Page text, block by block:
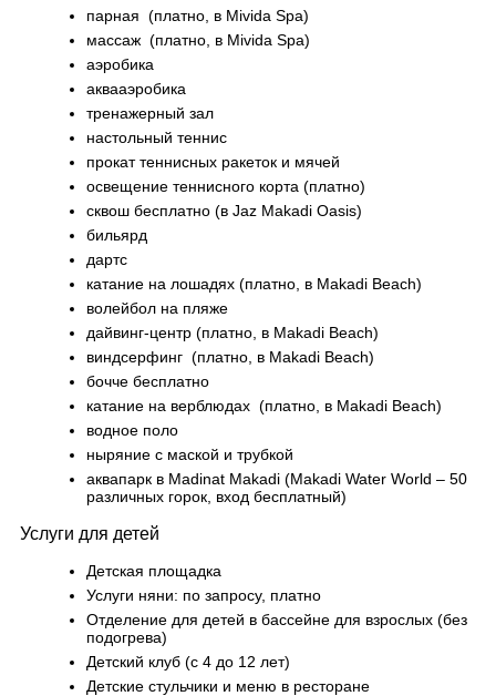
парная (платно, в Mivida Spa)
массаж (платно, в Mivida Spa)
аэробика
аквааэробика
тренажерный зал
настольный теннис
прокат теннисных ракеток и мячей
освещение теннисного корта (платно)
сквош бесплатно (в Jaz Makadi Oasis)
бильярд
дартс
катание на лошадях (платно, в Makadi Beach)
волейбол на пляже
дайвинг-центр (платно, в Makadi Beach)
виндсерфинг (платно, в Makadi Beach)
бочче бесплатно
катание на верблюдах (платно, в Makadi Beach)
водное поло
ныряние с маской и трубкой
аквапарк в Madinat Makadi (Makadi Water World – 50
различных горок, вход бесплатный)
Услуги для детей
Детская площадка
Услуги няни: по запросу, платно
Отделение для детей в бассейне для взрослых (без
подогрева)
Детский клуб (с 4 до 12 лет)
Детские стульчики и меню в ресторане